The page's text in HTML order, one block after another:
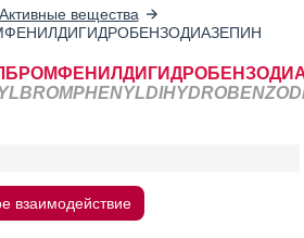
Активные вещества
взаимодействие